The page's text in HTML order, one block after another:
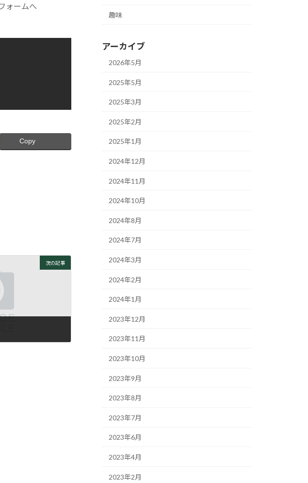
Copy
次の記事
趣味
アーカイブ
2026年5月
2025年5月
2025年3月
2025年2月
2025年1月
2024年12月
2024年11月
2024年10月
2024年8月
2024年7月
2024年3月
2024年2月
2024年1月
2023年12月
2023年11月
2023年10月
2023年9月
2023年8月
2023年7月
2023年6月
2023年4月
2023年2月